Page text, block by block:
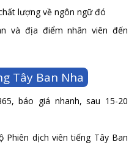
lượng về ngôn ngữ đó
và địa điểm nhân viên đến
Tây Ban Nha
báo giá nhanh, sau 15-20
Phiên dịch viên tiếng Tây Ban